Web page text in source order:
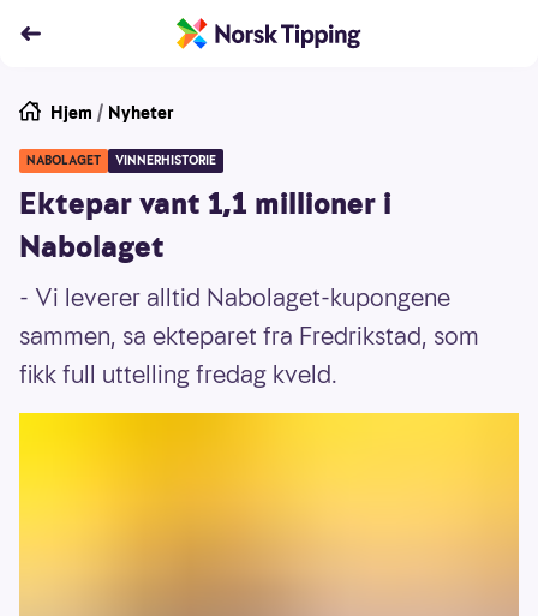
Hjem / Nyheter
NABOLAGET VINNERHISTORIE
Ektepar vant 1,1 millioner i
Nabolaget
- Vi leverer alltid Nabolaget-kupongene
sammen, sa ekteparet fra Fredrikstad, som
fikk full uttelling fredag kveld.